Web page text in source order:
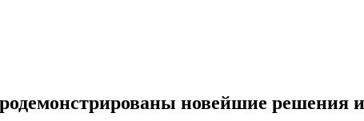
новейшие решения